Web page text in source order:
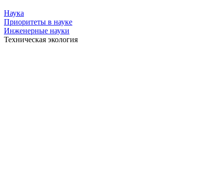
Наука
Приоритеты в науке
Инженерные науки
Техническая экология